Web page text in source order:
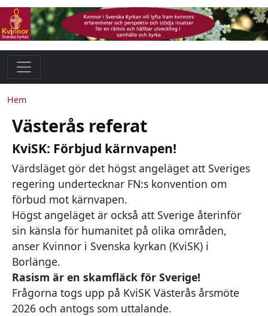
Hoppa till huvudinnehåll
Länkstig
Hem
Västerås referat
KviSK: Förbjud kärnvapen!
Värdsläget gör det högst angeläget att Sveriges
regering undertecknar FN:s konvention om
förbud mot kärnvapen.
Högst angeläget är också att Sverige återinför
sin känsla för humanitet på olika områden,
anser Kvinnor i Svenska kyrkan (KviSK) i
Borlänge.
Rasism är en skamfläck för Sverige!
Frågorna togs upp på KviSK Västerås årsmöte
2026 och antogs som uttalande.